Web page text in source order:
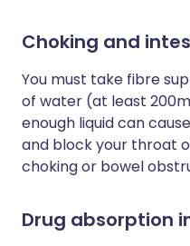
Choking and
You must take fibre
of water (at least
enough liquid can
and block your throat
choking or bowel
Drug absorption